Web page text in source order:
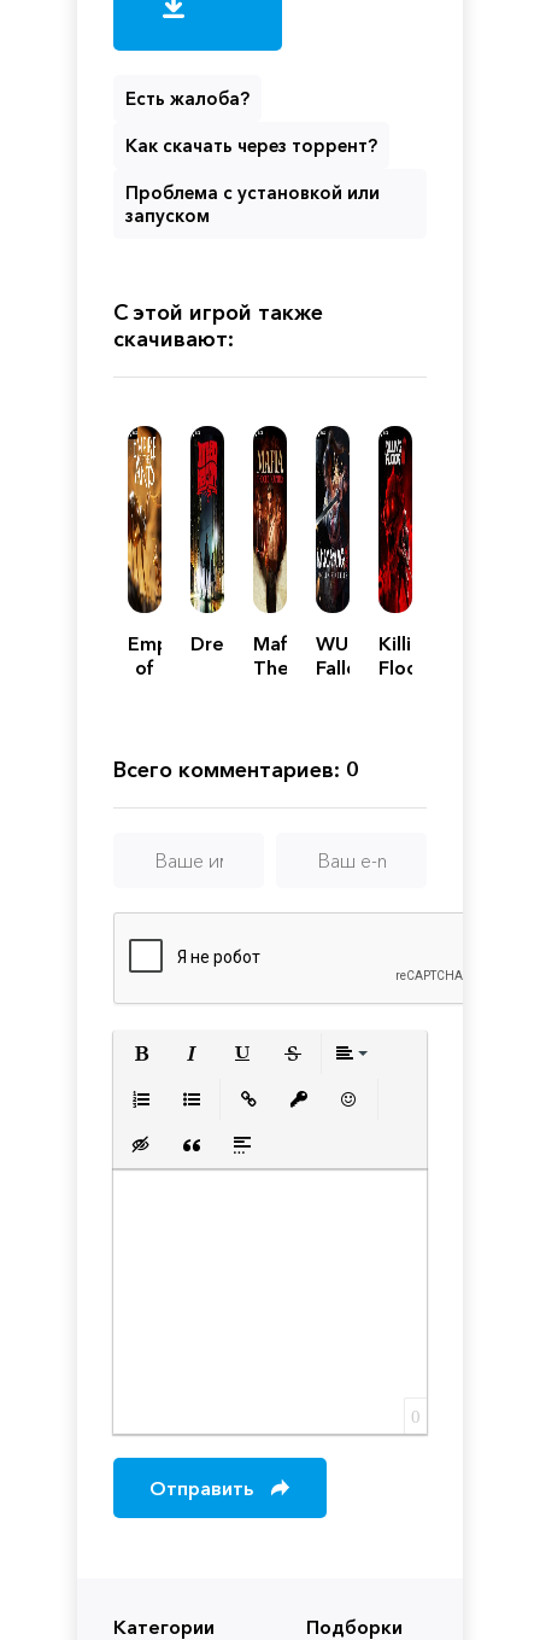
Категории Подборки
Есть жалоба?
Как скачать через торрент?
Проблема с установкой или
запуском
С этой игрой также
скачивают:
Empire
of
DreadHaunt
Mafia:
The
WUCHANG:
Fallen
Killing
Floor
Всего комментариев: 0
Вставка скрытого текста
Вставка цитаты
Вставка спойлера
0
Отправить